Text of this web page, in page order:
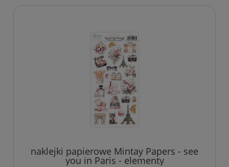
naklejki papierowe Mintay Papers - see
you in Paris - elementy